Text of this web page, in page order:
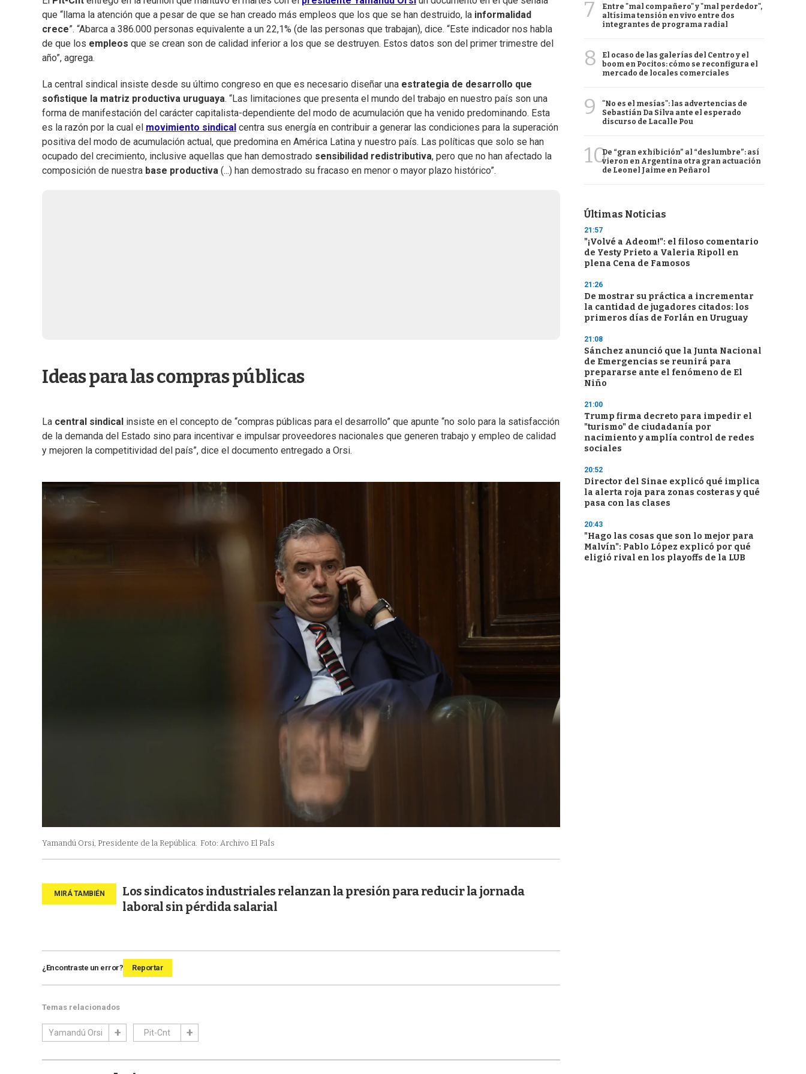
que “llama la atención que a pesar de que se han creado más empleos que los que se han destruido, la informalidad
crece”. “Abarca a 386.000 personas equivalente a un 22,1% (de las personas que trabajan), dice. “Este indicador nos habla
de que los empleos que se crean son de calidad inferior a los que se destruyen. Estos datos son del primer trimestre del
año”, agrega.
La central sindical insiste desde su último congreso en que es necesario diseñar una estrategia de desarrollo que
sofistique la matriz productiva uruguaya. “Las limitaciones que presenta el mundo del trabajo en nuestro país son una
forma de manifestación del carácter capitalista-dependiente del modo de acumulación que ha venido predominando. Esta
es la razón por la cual el movimiento sindical centra sus energía en contribuir a generar las condiciones para la superación
positiva del modo de acumulación actual, que predomina en América Latina y nuestro país. Las políticas que solo se han
ocupado del crecimiento, inclusive aquellas que han demostrado sensibilidad redistributiva, pero que no han afectado la
composición de nuestra base productiva (...) han demostrado su fracaso en menor o mayor plazo histórico”.
Ideas para las compras públicas
La central sindical insiste en el concepto de “compras públicas para el desarrollo” que apunte “no solo para la satisfacción
de la demanda del Estado sino para incentivar e impulsar proveedores nacionales que generen trabajo y empleo de calidad
y mejoren la competitividad del país”, dice el documento entregado a Orsi.
Yamandú Orsi, Presidente de la República. Foto: Archivo El PaÍs
Los sindicatos industriales relanzan la presión para reducir la jornada
laboral sin pérdida salarial
¿Encontraste un error? Reportar
Temas relacionados
Yamandú Orsi Pit-Cnt
7
Entre "mal compañero" y "mal perdedor",
altísima tensión en vivo entre dos
integrantes de programa radial
8
El ocaso de las galerías del Centro y el
boom en Pocitos: cómo se reconfigura el
mercado de locales comerciales
9
"No es el mesías": las advertencias de
Sebastián Da Silva ante el esperado
discurso de Lacalle Pou
10De “gran exhibición” al “deslumbre”: así
vieron en Argentina otra gran actuación
de Leonel Jaime en Peñarol
Últimas Noticias
21:57
"¡Volvé a Adeom!": el filoso comentario
de Yesty Prieto a Valeria Ripoll en
plena Cena de Famosos
21:26
De mostrar su práctica a incrementar
la cantidad de jugadores citados: los
primeros días de Forlán en Uruguay
21:08
Sánchez anunció que la Junta Nacional
de Emergencias se reunirá para
prepararse ante el fenómeno de El
Niño
21:00
Trump firma decreto para impedir el
"turismo" de ciudadanía por
nacimiento y amplía control de redes
sociales
20:52
Director del Sinae explicó qué implica
la alerta roja para zonas costeras y qué
pasa con las clases
20:43
"Hago las cosas que son lo mejor para
Malvín": Pablo López explicó por qué
eligió rival en los playoffs de la LUB